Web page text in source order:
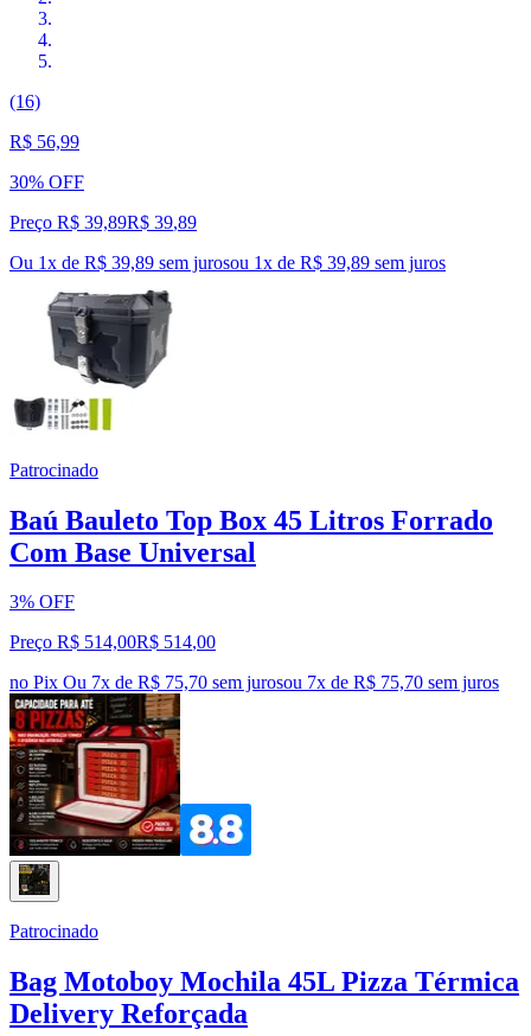
(16)
R$ 56,99
30% OFF
Preço R$ 39,89R$ 39,89
Ou 1x de R$ 39,89 sem jurosou 1x de R$ 39,89 sem juros
Patrocinado
Baú Bauleto Top Box 45 Litros Forrado
Com Base Universal
3% OFF
Preço R$ 514,00R$ 514,00
no Pix Ou 7x de R$ 75,70 sem jurosou 7x de R$ 75,70 sem juros
Patrocinado
Bag Motoboy Mochila 45L Pizza Térmica
Delivery Reforçada